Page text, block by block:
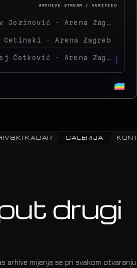
2026 · Jakov Jozinović · Arena Zagreb
Cetinski · Arena Zagreb
2026 · Sergej Ćetković · Arena Zagreb
2026 · Peđa Jovanović · Arena Zagreb
KADAR GALERIJA
drugi
arhive mijenja se pri svakom otvaranju